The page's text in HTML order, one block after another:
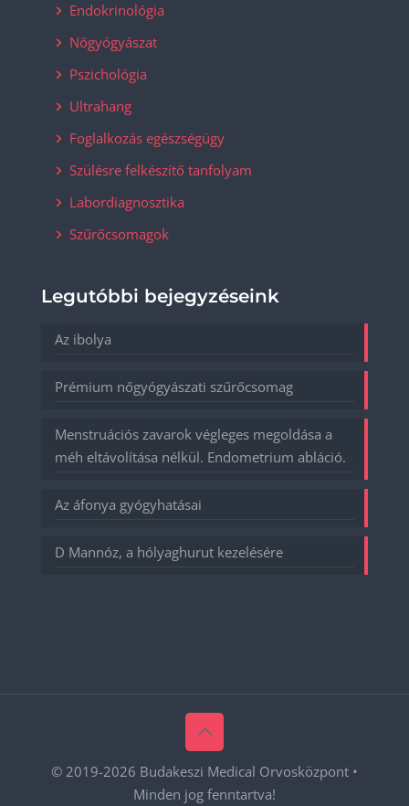
Endokrinológia
Nőgyógyászat
Pszichológia
Ultrahang
Foglalkozás egészségügy
Szülésre felkészítő tanfolyam
Labordiagnosztika
Szűrőcsomagok
Legutóbbi bejegyzéseink
Az ibolya
Prémium nőgyógyászati szűrőcsomag
Menstruációs zavarok végleges megoldása a
méh eltávolítása nélkül. Endometrium abláció.
Az áfonya gyógyhatásai
D Mannóz, a hólyaghurut kezelésére
© 2019-2026 Budakeszi Medical Orvosközpont •
Minden jog fenntartva!